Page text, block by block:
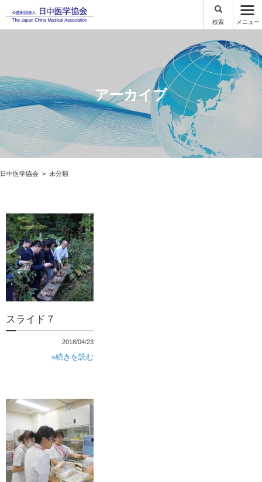
検索 メニュー
アーカイブ
日中医学協会 未分類
スライド７
2018/04/23
»続きを読む